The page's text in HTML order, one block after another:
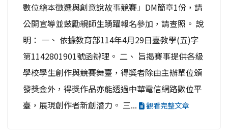
數位繪本徵選與創意說故事競賽」DM簡章1份，請
公開宣導並鼓勵親師生踴躍報名參加，請查照。 說
明： 一、 依據教育部114年4月29日臺教學(五)字
第1142801901號函辦理。 二、 旨揭賽事提供各級
學校學生創作與競賽舞臺，得獎者除由主辦單位頒
發獎金外，得獎作品亦能透過中華電信網路數位平
臺，展現創作者新創潛力。 三...
觀看完整文章